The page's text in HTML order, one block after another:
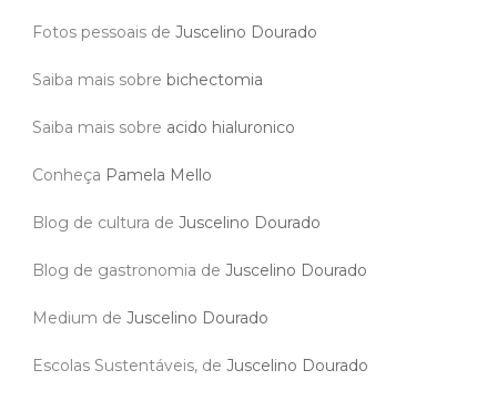
Fotos pessoais de Juscelino Dourado
Saiba mais sobre bichectomia
Saiba mais sobre acido hialuronico
Conheça Pamela Mello
Blog de cultura de Juscelino Dourado
Blog de gastronomia de Juscelino Dourado
Medium de Juscelino Dourado
Escolas Sustentáveis, de Juscelino Dourado